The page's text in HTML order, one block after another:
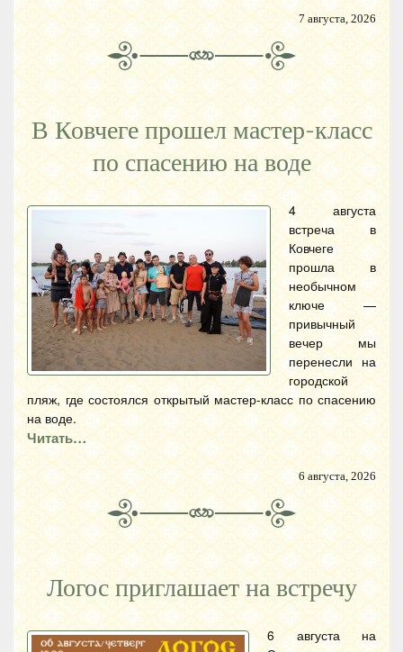
7 августа, 2026
В Ковчеге прошел мастер-класс
по спасению на воде
4 августа
встреча в
Ковчеге
прошла в
необычном
ключе —
привычный
вечер мы
перенесли на
городской
пляж, где состоялся открытый мастер-класс по спасению
на воде.
Читать…
6 августа, 2026
Логос приглашает на встречу
6 августа на